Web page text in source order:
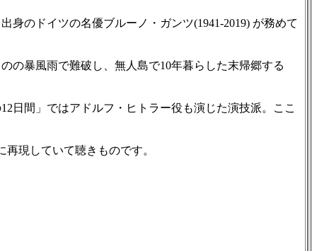
のドイツの名優ブルーノ・ガンツ(1941-2019) が務めて
暴風雨で難破し、無人島で10年暮らした末帰郷する
間」ではアドルフ・ヒトラー役も演じた演技派。ここ
現していて聴きものです。